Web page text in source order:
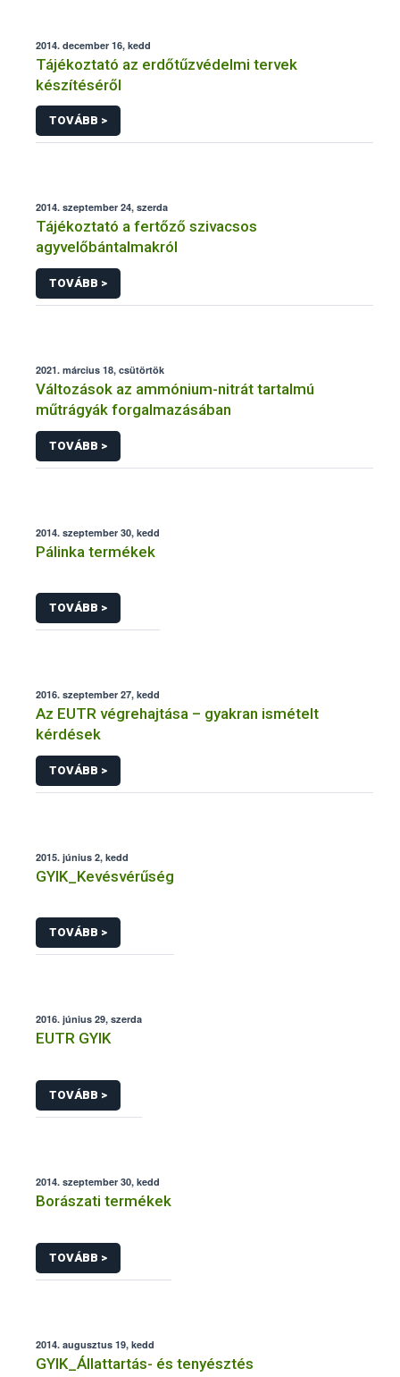
2014. december 16, kedd
Tájékoztató az erdőtűzvédelmi tervek
készítéséről
TOVÁBB >
2014. szeptember 24, szerda
Tájékoztató a fertőző szivacsos
agyvelőbántalmakról
TOVÁBB >
2021. március 18, csütörtök
Változások az ammónium-nitrát tartalmú
műtrágyák forgalmazásában
TOVÁBB >
2014. szeptember 30, kedd
Pálinka termékek
TOVÁBB >
2016. szeptember 27, kedd
Az EUTR végrehajtása – gyakran ismételt
kérdések
TOVÁBB >
2015. június 2, kedd
GYIK_Kevésvérűség
TOVÁBB >
2016. június 29, szerda
EUTR GYIK
TOVÁBB >
2014. szeptember 30, kedd
Borászati termékek
TOVÁBB >
2014. augusztus 19, kedd
GYIK_Állattartás- és tenyésztés